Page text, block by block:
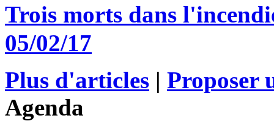
Trois morts dans
05/02/17
Plus d'articles | Proposer
Agenda